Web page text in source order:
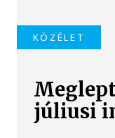
KÖZÉLET
júliusi